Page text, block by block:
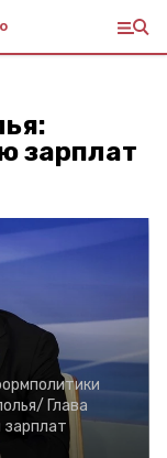
зарплат
Глава
зарплат